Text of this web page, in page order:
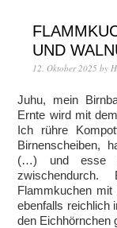
UND
12. Oktober 2025 by
Juhu, mein
Ernte wird mit
Ich rühre
Birnenscheiben,
(…) und esse
Flammkuchen mit
ebenfalls reichlich
den Eichhörnchen